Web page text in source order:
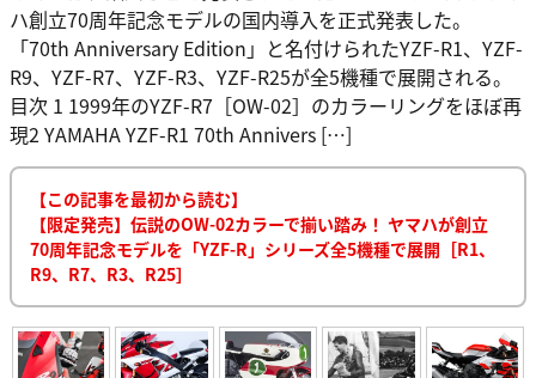
ハ創立70周年記念モデルの国内導入を正式発表した。
「70th Anniversary Edition」と名付けられたYZF-R1、YZF-
R9、YZF-R7、YZF-R3、YZF-R25が全5機種で展開される。
目次 1 1999年のYZF-R7［OW-02］のカラーリングをほぼ再
現2 YAMAHA YZF-R1 70th Annivers […]
【この記事を最初から読む】
【限定発売】伝説のOW-02カラーで揃い踏み！ ヤマハが創立
70周年記念モデルを「YZF-R」シリーズ全5機種で展開［R1、
R9、R7、R3、R25］